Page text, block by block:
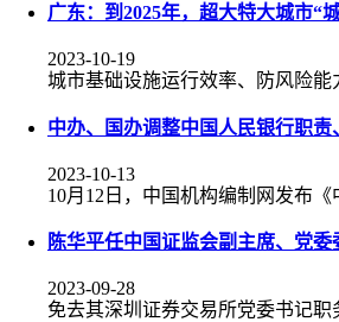
广东：到2025年，超大特大城市“
2023-10-19
城市基础设施运行效率、防风险能
中办、国办调整中国人民银行职责
2023-10-13
10月12日，中国机构编制网发布
陈华平任中国证监会副主席、党委
2023-09-28
免去其深圳证券交易所党委书记职